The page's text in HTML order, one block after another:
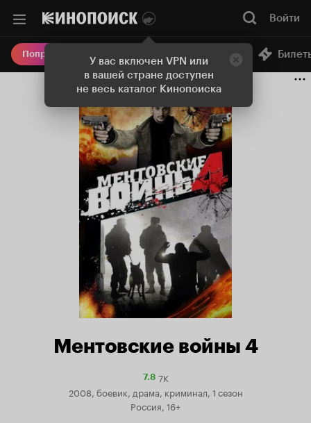
У вас включен VPN или
в вашей стране доступен
не весь каталог Кинопоиска
Войти
Попробовать Плюс Онлайн-кинотеатр
Ментовские войны 4
7.8Рейтинг
7.8
7K
2008, боевик, драма, криминал, 1 сезон
Россия, 16+